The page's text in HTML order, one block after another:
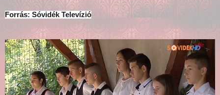
Forrás: Sóvidék Televízió